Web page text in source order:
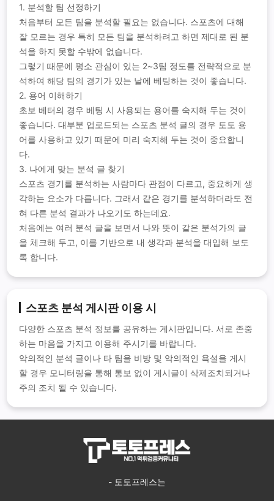
1. 분석할 팀 선정하기
처음부터 모든 팀을 분석할 필요는 없습니다. 스포츠에 대해
잘 모르는 경우 특히 모든 팀을 분석하려고 하면 제대로 된 분
석을 하지 못할 수밖에 없습니다.
그렇기 때문에 평소 관심이 있는 2~3팀 정도를 전략적으로 분
석하여 해당 팀의 경기가 있는 날에 베팅하는 것이 좋습니다.
2. 용어 이해하기
초보 베터의 경우 베팅 시 사용되는 용어를 숙지해 두는 것이
좋습니다. 대부분 업로드되는 스포츠 분석 글의 경우 토토 용
어를 사용하고 있기 때문에 미리 숙지해 두는 것이 중요합니
다.
3. 나에게 맞는 분석 글 찾기
스포츠 경기를 분석하는 사람마다 관점이 다르고, 중요하게 생
각하는 요소가 다릅니다. 그래서 같은 경기를 분석하더라도 전
혀 다른 분석 결과가 나오기도 하는데요.
처음에는 여러 분석 글을 보면서 나와 뜻이 같은 분석가의 글
을 체크해 두고, 이를 기반으로 내 생각과 분석을 대입해 보도
록 합니다.
스포츠 분석 게시판 이용 시
다양한 스포츠 분석 정보를 공유하는 게시판입니다. 서로 존중
하는 마음을 가지고 이용해 주시기를 바랍니다.
악의적인 분석 글이나 타 팀을 비방 및 악의적인 욕설을 게시
할 경우 모니터링을 통해 통보 없이 게시글이 삭제조치되거나
주의 조치 될 수 있습니다.
- 토토프레스는